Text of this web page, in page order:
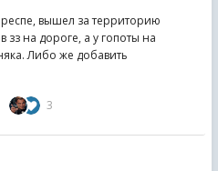
вышел за территорию
зз на дороге, а у гопоты на
Либо же добавить
3